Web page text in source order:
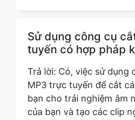
MP3 trực tuyến để cắt
bạn cho trải nghiệm âm
của bạn và tạo các clip
hoàn toàn hợp pháp.